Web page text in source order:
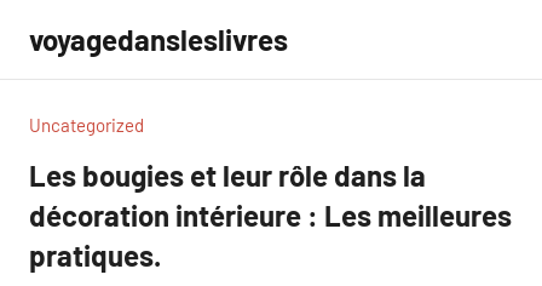
contenu
voyagedansleslivres
Uncategorized
Les bougies et leur rôle dans la
décoration intérieure : Les meilleures
pratiques.